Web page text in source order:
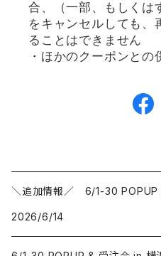
合、（一部、もしくは
をキャンセルしても、
ることはできません
・ほかのクーポンとの
＼追加情報／ 6/1-30 POPUP
2026/6/14